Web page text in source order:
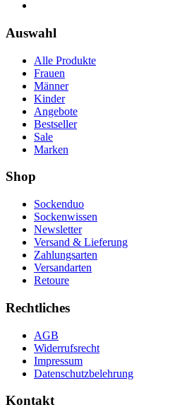
Auswahl
Alle Produkte
Frauen
Männer
Kinder
Angebote
Bestseller
Sale
Marken
Shop
Sockenduo
Sockenwissen
Newsletter
Versand & Lieferung
Zahlungsarten
Versandarten
Retoure
Rechtliches
AGB
Widerrufsrecht
Impressum
Datenschutzbelehrung
Kontakt